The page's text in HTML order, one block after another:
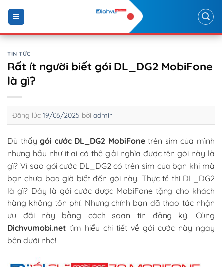
content
TIN TỨC
Rất ít người biết gói DL_DG2 MobiFone
là gì?
Đăng lúc 19/06/2025 bởi admin
Dù thấygói cước DL_DG2 MobiFonetrên sim của mình
nhưng hầu như ít ai có thể giải nghĩa được tên gói này là
gì? Vì sao gói cước DL_DG2 có trên sim của bạn khi mà
bạn chưa bao giờ biết đến gói này. Thực tế thì DL_DG2
là gì? Đây là gói cước được MobiFone tặng cho khách
hàng không tốn phí. Nhưng chính bạn đã thao tác nhận
ưu đãi này bằng cách soạn tin đăng ký. Cùng
Dichvumobi.net tìm hiểu chi tiết về gói cước này ngay
bên dưới nhé!